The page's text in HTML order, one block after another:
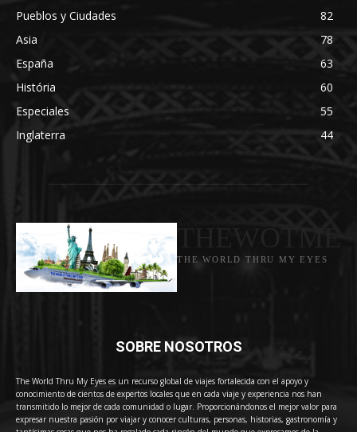
Pueblos y Ciudades
82
Asia
78
España
63
História
60
Especiales
55
Inglaterra
44
THE WORLD THRU MY EYES
SOBRE NOSOTROS
The World Thru My Eyes es un recurso global de viajes fortalecida con el apoyo y
conocimiento de cientos de expertos locales que en cada viaje y experiencia nos han
transmitido lo mejor de cada comunidad o lugar. Proporcionándonos el mejor valor para
expresar nuestra pasión por viajar y conocer culturas, personas, historias, gastronomía y